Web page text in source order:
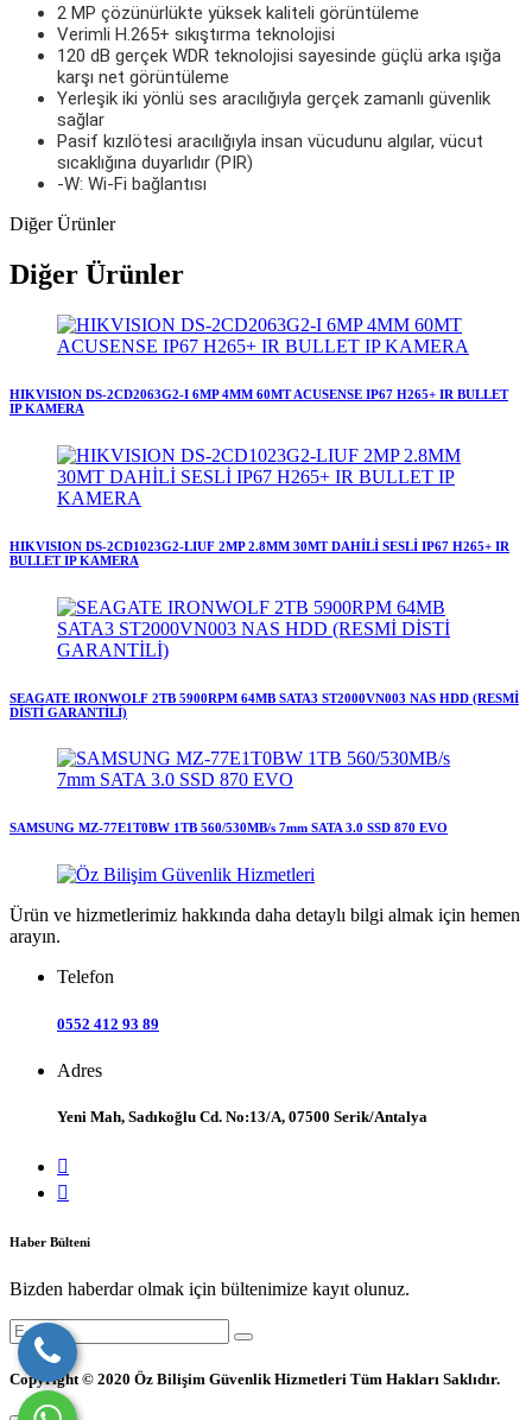
2 MP çözünürlükte yüksek kaliteli görüntüleme
Verimli H.265+ sıkıştırma teknolojisi
120 dB gerçek WDR teknolojisi sayesinde güçlü arka ışığa
karşı net görüntüleme
Yerleşik iki yönlü ses aracılığıyla gerçek zamanlı güvenlik
sağlar
Pasif kızılötesi aracılığıyla insan vücudunu algılar, vücut
sıcaklığına duyarlıdır (PIR)
-W: Wi-Fi bağlantısı
Diğer Ürünler
Diğer Ürünler
HIKVISION DS-2CD2063G2-I 6MP 4MM 60MT ACUSENSE IP67 H265+ IR BULLET
IP KAMERA
HIKVISION DS-2CD1023G2-LIUF 2MP 2.8MM 30MT DAHİLİ SESLİ IP67 H265+ IR
BULLET IP KAMERA
SEAGATE IRONWOLF 2TB 5900RPM 64MB SATA3 ST2000VN003 NAS HDD (RESMİ
DİSTİ GARANTİLİ)
SAMSUNG MZ-77E1T0BW 1TB 560/530MB/s 7mm SATA 3.0 SSD 870 EVO
Ürün ve hizmetlerimiz hakkında daha detaylı bilgi almak için hemen
arayın.
Telefon
0552 412 93 89
Adres
Yeni Mah, Sadıkoğlu Cd. No:13/A, 07500 Serik/Antalya
Haber Bülteni
Bizden haberdar olmak için bültenimize kayıt olunuz.
Copyright © 2020 Öz Bilişim Güvenlik Hizmetleri Tüm Hakları Saklıdır.